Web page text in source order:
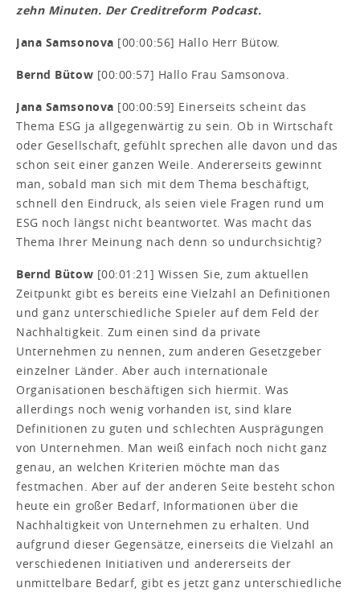
zehn Minuten. Der Creditreform Podcast.
Jana Samsonova [00:00:56] Hallo Herr Bütow.
Bernd Bütow [00:00:57] Hallo Frau Samsonova.
Jana Samsonova [00:00:59] Einerseits scheint das
Thema ESG ja allgegenwärtig zu sein. Ob in Wirtschaft
oder Gesellschaft, gefühlt sprechen alle davon und das
schon seit einer ganzen Weile. Andererseits gewinnt
man, sobald man sich mit dem Thema beschäftigt,
schnell den Eindruck, als seien viele Fragen rund um
ESG noch längst nicht beantwortet. Was macht das
Thema Ihrer Meinung nach denn so undurchsichtig?
Bernd Bütow [00:01:21] Wissen Sie, zum aktuellen
Zeitpunkt gibt es bereits eine Vielzahl an Definitionen
und ganz unterschiedliche Spieler auf dem Feld der
Nachhaltigkeit. Zum einen sind da private
Unternehmen zu nennen, zum anderen Gesetzgeber
einzelner Länder. Aber auch internationale
Organisationen beschäftigen sich hiermit. Was
allerdings noch wenig vorhanden ist, sind klare
Definitionen zu guten und schlechten Ausprägungen
von Unternehmen. Man weiß einfach noch nicht ganz
genau, an welchen Kriterien möchte man das
festmachen. Aber auf der anderen Seite besteht schon
heute ein großer Bedarf, Informationen über die
Nachhaltigkeit von Unternehmen zu erhalten. Und
aufgrund dieser Gegensätze, einerseits die Vielzahl an
verschiedenen Initiativen und andererseits der
unmittelbare Bedarf, gibt es jetzt ganz unterschiedliche